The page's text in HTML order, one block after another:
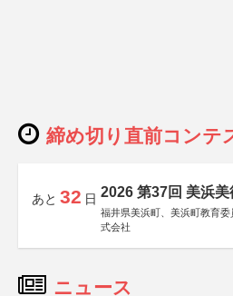
締め切り直前コンテ
あと 32 日 2026 第37回 美浜美
福井県美浜町、美浜町教育
式会社
ニュース